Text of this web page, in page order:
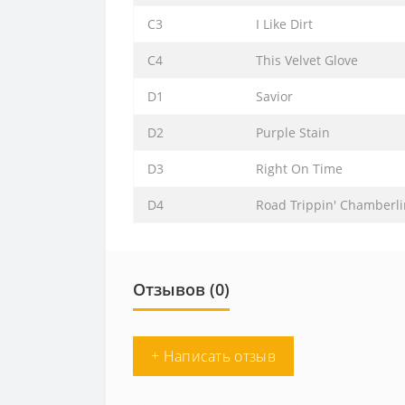
C3 I Like Dirt
C4 This Velvet Glove
D1 Savior
D2 Purple Stain
D3 Right On Time
D4 Road Trippin'
Отзывов (0)
+ Написать отзыв